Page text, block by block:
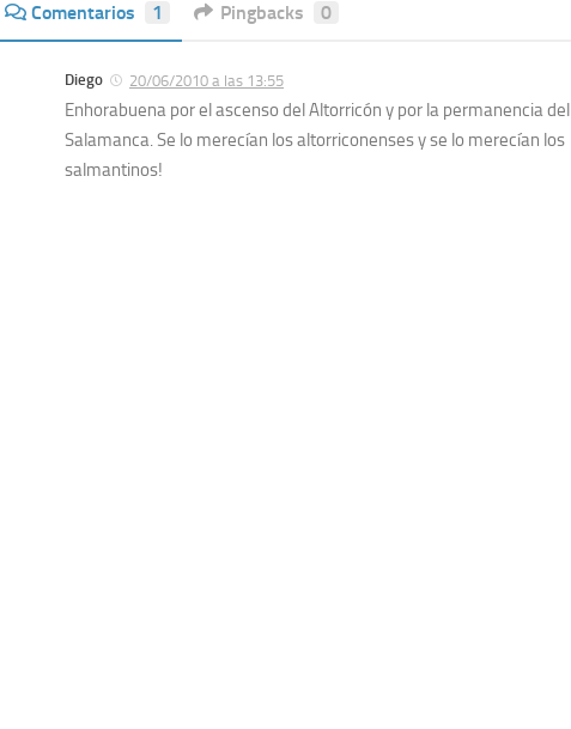
Comentarios 1 Pingbacks 0
Diego 20/06/2010 a las 13:55
Enhorabuena por el ascenso del Altorricón y por la permanencia del
Salamanca. Se lo merecían los altorriconenses y se lo merecían los
salmantinos!